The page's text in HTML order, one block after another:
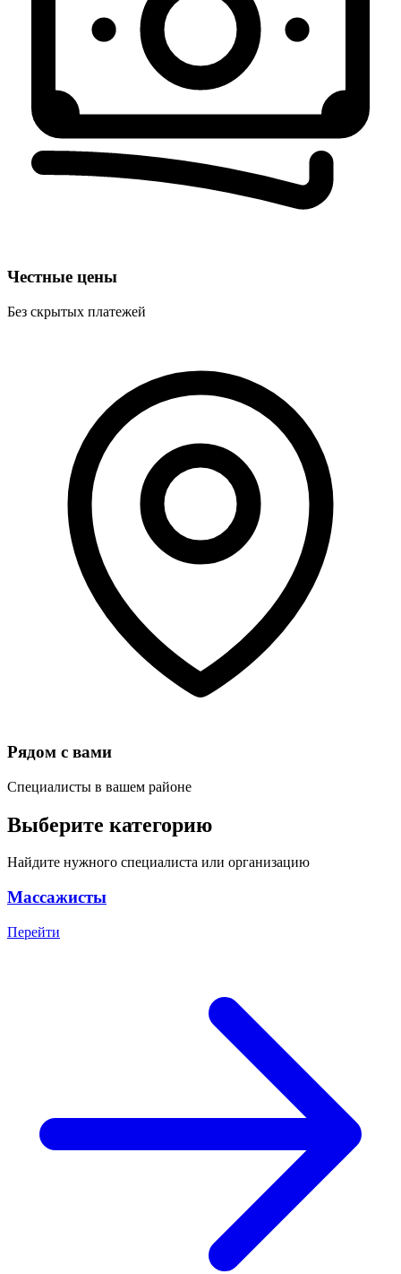
Честные цены
Без скрытых платежей
Рядом с вами
Специалисты в вашем районе
Выберите категорию
Найдите нужного специалиста или организацию
Массажисты
Перейти